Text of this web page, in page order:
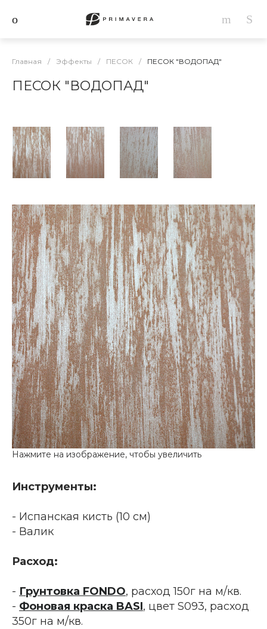
Главная / Эффекты / ПЕСОК / ПЕСОК "ВОДОПАД"
ПЕСОК "ВОДОПАД"
Инструменты:
- Испанская кисть (10 см)
- Валик
Расход:
- Грунтовка FONDO, расход 150г на м/кв.
- Фоновая краска BASI, цвет S093, расход
350г на м/кв.